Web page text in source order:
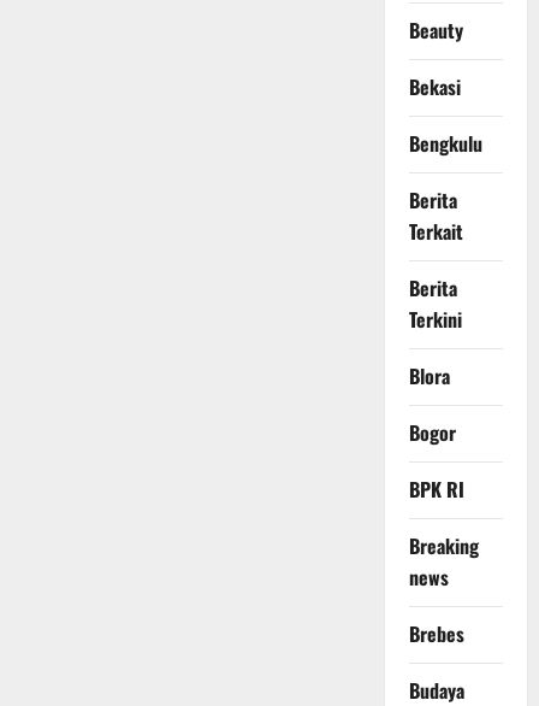
Beauty
Bekasi
Bengkulu
Berita
Terkait
Berita
Terkini
Blora
Bogor
BPK RI
Breaking
news
Brebes
Budaya